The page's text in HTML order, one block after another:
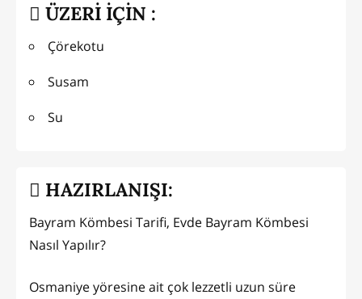
ÜZERİ İÇİN :
Çörekotu
Susam
Su
HAZIRLANIŞI:
Bayram Kömbesi Tarifi, Evde Bayram Kömbesi
Nasıl Yapılır?
Osmaniye yöresine ait çok lezzetli uzun süre